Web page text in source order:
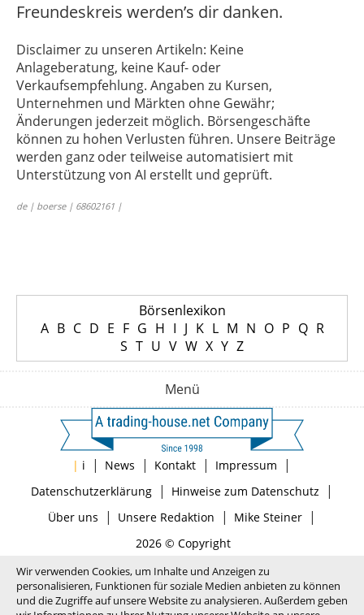
Freundeskreis werden’s dir danken.
Disclaimer zu unseren Artikeln: Keine
Anlageberatung, keine Kauf- oder
Verkaufsempfehlung. Angaben zu Kursen,
Unternehmen und Märkten ohne Gewähr;
Änderungen jederzeit möglich. Börsengeschäfte
können zu hohen Verlusten führen. Unsere Beiträge
werden ganz oder teilweise automatisiert mit
Unterstützung von AI erstellt und geprüft.
de | boerse | 68602161 |
Börsenlexikon
A B C D E F G H I J K L M N O P Q R
S T U V W X Y Z
Menü
| i | News | Kontakt | Impressum |
Datenschutzerklärung| Hinweise zum Datenschutz |
Über uns | Unsere Redaktion | Mike Steiner|
2026 © Copyright
Wir verwenden Cookies, um Inhalte und Anzeigen zu
personalisieren, Funktionen für soziale Medien anbieten zu können
und die Zugriffe auf unsere Website zu analysieren. Außerdem geben